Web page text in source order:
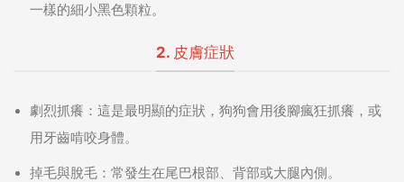
一樣的細小黑色顆粒。
2. 皮膚症狀
劇烈抓癢：這是最明顯的症狀，狗狗會用後腳瘋狂抓癢，或
用牙齒啃咬身體。
掉毛與脫毛：常發生在尾巴根部、背部或大腿內側。